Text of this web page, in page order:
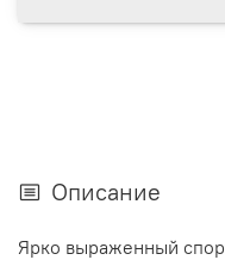
Описание
Ярко выраженный